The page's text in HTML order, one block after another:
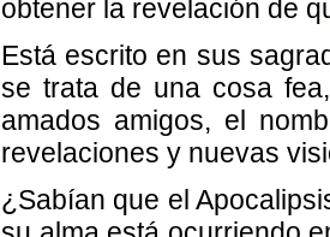
obtener la revelación de
Está escrito en sus
se trata de una cosa
amados amigos, el
revelaciones y nuevas
¿Sabían que el